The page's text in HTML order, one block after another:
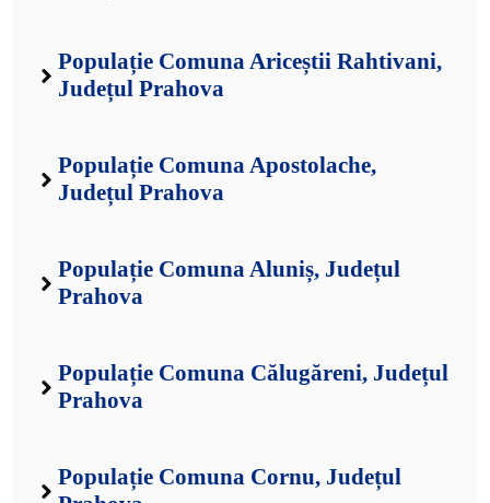
Populație Comuna Ariceștii Rahtivani,
Județul Prahova
Populație Comuna Apostolache,
Județul Prahova
Populație Comuna Aluniș, Județul
Prahova
Populație Comuna Călugăreni, Județul
Prahova
Populație Comuna Cornu, Județul